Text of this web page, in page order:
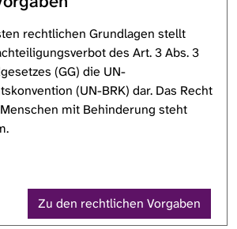
rechtlichen Grundlagen stellt
des Art. 3 Abs. 3
(GG) die UN-
(UN-BRK) dar. Das Recht
mit Behinderung steht
Zu den rechtlichen Vorgaben